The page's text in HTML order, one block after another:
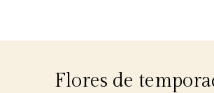
Flores de